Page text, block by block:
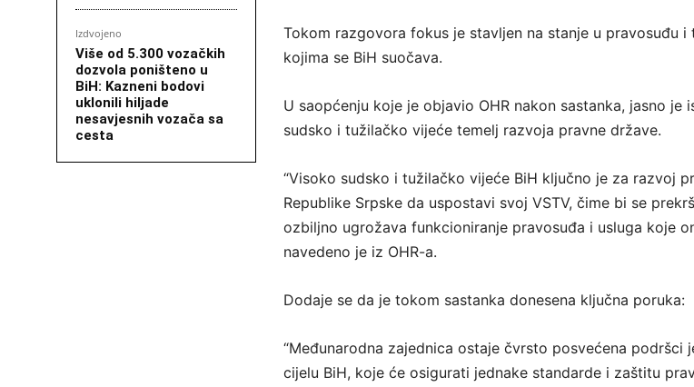
Izdvojeno
Više od 5.300 vozačkih
dozvola poništeno u
BiH: Kazneni bodovi
uklonili hiljade
nesavjesnih vozača sa
cesta
Tokom razgovora fokus je stavljen na stanje u pravosuđu i
kojima se BiH suočava.
U saopćenju koje je objavio OHR nakon sastanka, jasno je
sudsko i tužilačko vijeće temelj razvoja pravne države.
“Visoko sudsko i tužilačko vijeće BiH ključno je za razvoj
Republike Srpske da uspostavi svoj VSTV, čime bi se
ozbiljno ugrožava funkcioniranje pravosuđa i usluga koje
navedeno je iz OHR-a.
Dodaje se da je tokom sastanka donesena ključna poruka:
“Međunarodna zajednica ostaje čvrsto posvećena podršci
cijelu BiH, koje će osigurati jednake standarde i zaštitu